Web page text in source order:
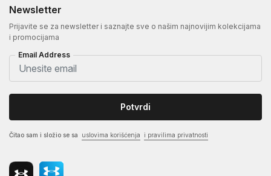
Newsletter
Prijavite se za newsletter i saznajte sve o našim najnovijim kolekcijama
i promocijama
Email Address
Potvrdi
Čitao sam i složio se sa uslovima korišćenja i pravilima privatnosti